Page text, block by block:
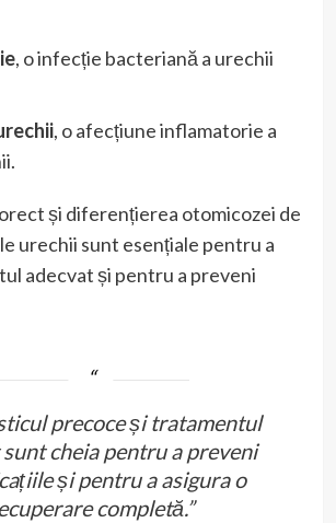
, o infecție bacteriană a urechii
, o afecțiune inflamatorie a
și diferențierea otomicozei de
urechii sunt esențiale pentru a
adecvat și pentru a preveni
precoce și tratamentul
cheia pentru a preveni
și pentru a asigura o
completă.”